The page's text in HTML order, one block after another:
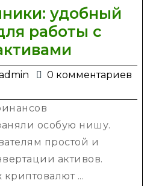
удобный
работы с
удобный
для
работы
с
активами
admin
0 комментариев
особую нишу.
простой и
активов.
...